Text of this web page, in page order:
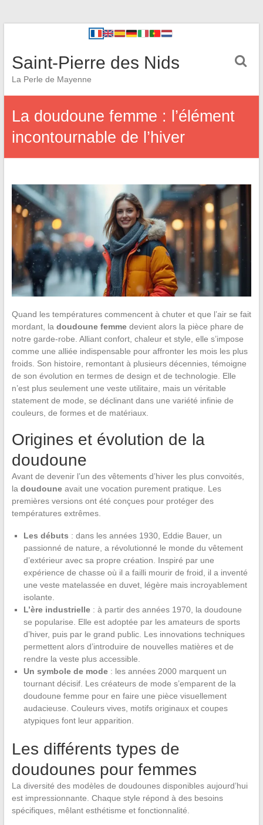
Saint-Pierre des Nids
La Perle de Mayenne
La doudoune femme : l’élément
incontournable de l’hiver
Quand les températures commencent à chuter et que l’air se fait
mordant, la doudoune femmedevient alors la pièce phare de
notre garde-robe. Alliant confort, chaleur et style, elle s’impose
comme une alliée indispensable pour affronter les mois les plus
froids. Son histoire, remontant à plusieurs décennies, témoigne
de son évolution en termes de design et de technologie. Elle
n’est plus seulement une veste utilitaire, mais un véritable
statement de mode, se déclinant dans une variété infinie de
couleurs, de formes et de matériaux.
Origines et évolution de la
doudoune
Avant de devenir l’un des vêtements d’hiver les plus convoités,
la doudouneavait une vocation purement pratique. Les
premières versions ont été conçues pour protéger des
températures extrêmes.
Les débuts : dans les années 1930, Eddie Bauer, un
passionné de nature, a révolutionné le monde du vêtement
d’extérieur avec sa propre création. Inspiré par une
expérience de chasse où il a failli mourir de froid, il a inventé
une veste matelassée en duvet, légère mais incroyablement
isolante.
L’ère industrielle: à partir des années 1970, la doudoune
se popularise. Elle est adoptée par les amateurs de sports
d’hiver, puis par le grand public. Les innovations techniques
permettent alors d’introduire de nouvelles matières et de
rendre la veste plus accessible.
Un symbole de mode: les années 2000 marquent un
tournant décisif. Les créateurs de mode s’emparent de la
doudoune femme pour en faire une pièce visuellement
audacieuse. Couleurs vives, motifs originaux et coupes
atypiques font leur apparition.
Les différents types de
doudounes pour femmes
La diversité des modèles de doudounes disponibles aujourd’hui
est impressionnante. Chaque style répond à des besoins
spécifiques, mêlant esthétisme et fonctionnalité.